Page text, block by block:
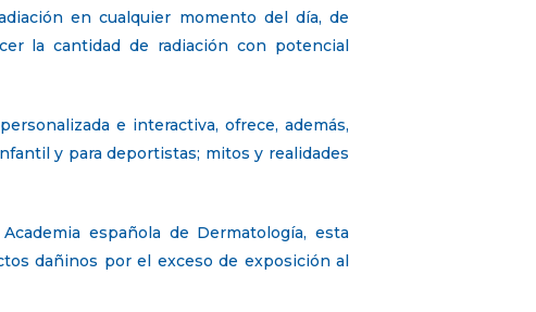
en cualquier momento del día, de
la cantidad de radiación con potencial
e interactiva, ofrece, además,
y para deportistas; mitos y realidades
española de Dermatología, esta
dañinos por el exceso de exposición al